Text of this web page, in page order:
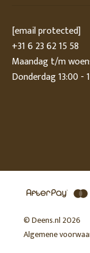
[email protected]
+31 6 23 62 15 58
Maandag t/m
Donderdag 13:00 -
© Deens.nl 2026
Algemene